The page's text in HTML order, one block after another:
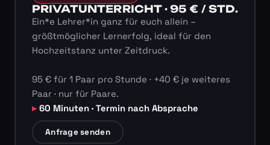
PRIVATUNTERRICHT · 95 € / STD.
Ein*e Lehrer*in ganz für euch allein –
größtmöglicher Lernerfolg, ideal für den
Hochzeitstanz unter Zeitdruck.
95 € für 1 Paar pro Stunde · +40 € je weiteres
Paar · nur für Paare.
60 Minuten · Termin nach Absprache
Anfrage senden